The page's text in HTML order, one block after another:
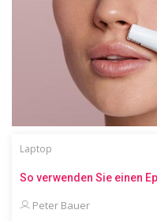
Laptop
So verwenden Sie einen
Peter Bauer